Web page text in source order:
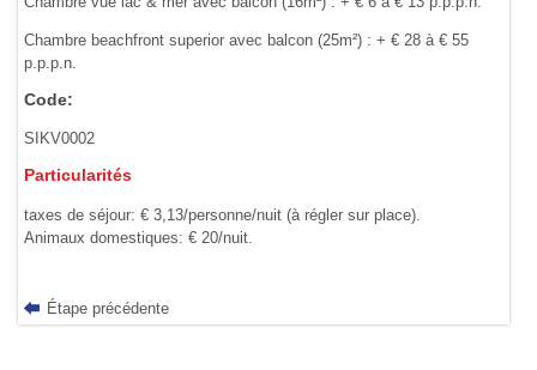
Chambre beachfront superior avec balcon (25m²) : + € 28 à € 55
p.p.p.n.
Code:
SIKV0002
Particularités
taxes de séjour: € 3,13/personne/nuit (à régler sur place).
Animaux domestiques: € 20/nuit.
Étape précédente